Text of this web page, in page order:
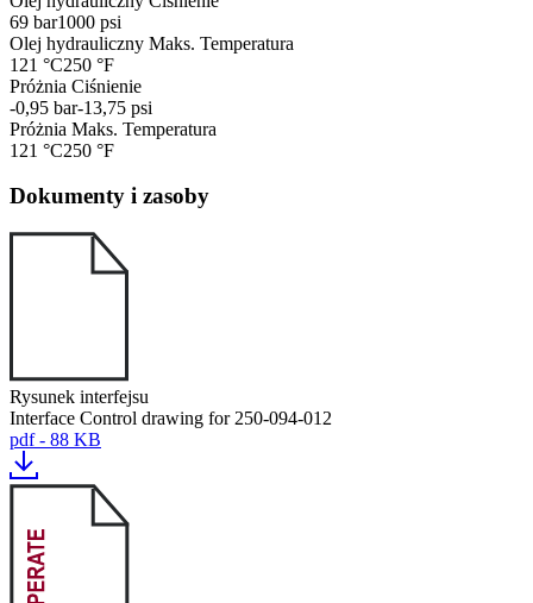
69 bar1000 psi
Olej hydrauliczny Maks. Temperatura
121 °C250 °F
Próżnia Ciśnienie
-0,95 bar-13,75 psi
Próżnia Maks. Temperatura
121 °C250 °F
Dokumenty i zasoby
Rysunek interfejsu
Interface Control drawing for 250-094-012
pdf - 88 KB